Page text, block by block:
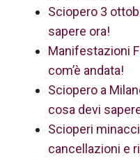
Sciopero 3
sapere ora!
Manifestazioni
com’è andata!
Sciopero a
cosa devi
Scioperi
cancellazioni e